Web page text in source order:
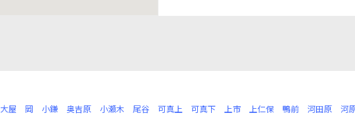
大屋 岡 小鎌 奥吉原 小瀬木 尾谷 可真上 可真下 上市 上仁保 鴨前 河田原
河